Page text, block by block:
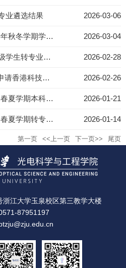
业遴选结果 2026-03-06
关于核对本科生2025-2026学年秋冬学期学业成绩排名的通知 2026-03-04
光电学院关于2024级、2025级学生转专业面试遴选通知 2026-02-28
光电学院关于2023级本科生申请香港科技大学博士学位的通知 2026-02-26
光电学院关于2025-2026学年春夏学期本科生报到注册和开课的通知 2026-01-21
关于光电学院2025-2026学年春夏学期转专业相关通知 2026-01-14
第一页 <<上一页 下一页>> 尾页
江大学玉泉校区第三教学大楼
87951197